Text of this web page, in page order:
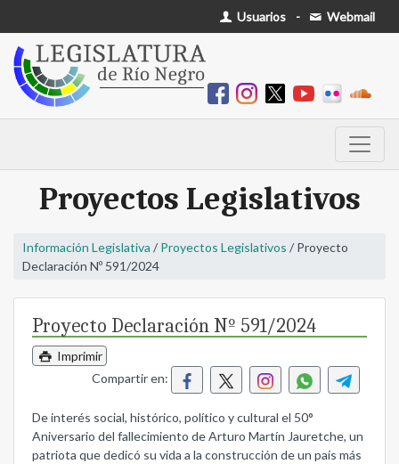
Usuarios - Webmail
Proyectos Legislativos
Información Legislativa / Proyectos Legislativos / Proyecto
Declaración Nº 591/2024
Proyecto Declaración Nº 591/2024
Imprimir
Compartir en:
De interés social, histórico, político y cultural el 50°
Aniversario del fallecimiento de Arturo Martín Jauretche, un
patriota que dedicó su vida a la construcción de un país más